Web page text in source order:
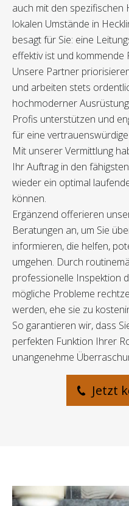
auch mit den
lokalen Umstände in
besagt für Sie: eine
effektiv ist und kommende
Unsere Partner
und arbeiten stets
hochmoderner
Profis unterstützen und
für eine
Mit unserer Vermittlung
Ihr Auftrag in den
wieder ein optimal
können.
Ergänzend offerieren
Beratungen an, um Sie
informieren, die helfen,
umgehen. Durch
professionelle Inspektion
mögliche Probleme
werden, ehe sie zu
So garantieren wir, dass
perfekten Funktion Ihrer
unangenehme
Jetzt